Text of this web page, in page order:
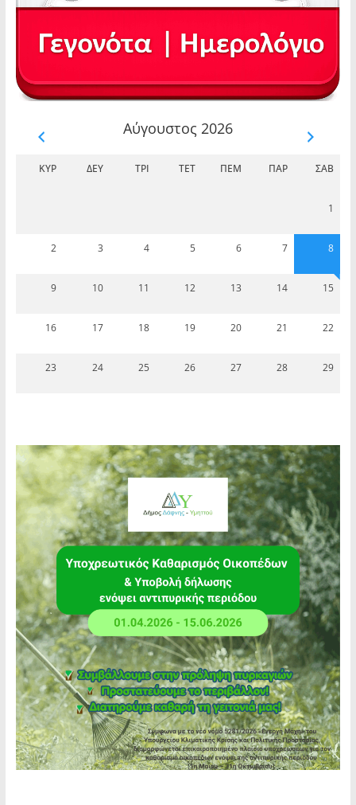
Αύγουστος 2026
ΚΥΡ ΔΕΥ ΤΡΊ ΤΕΤ ΠΈΜ ΠΑΡ ΣΆΒ
1
2 3 4 5 6 7 8
9 10 11 12 13 14 15
16 17 18 19 20 21 22
23 24 25 26 27 28 29